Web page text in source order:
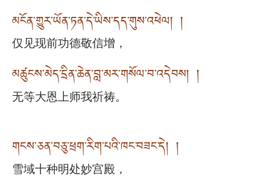
མངོན་གྱུར་ཡོན་ཏན་དེ་ཡིས་དད་གུས་འཕེལ། །
仅见现前功德敬信增，
མཚུངས་མེད་དྲིན་ཆེན་བླ་མར་གསོལ་བ་འདེབས། །
无等大恩上师我祈祷。
གངས་ཅན་བཅུ་ཕྲག་རིག་པའི་ཁང་བཟང་དེ། །
雪域十种明处妙宫殿，